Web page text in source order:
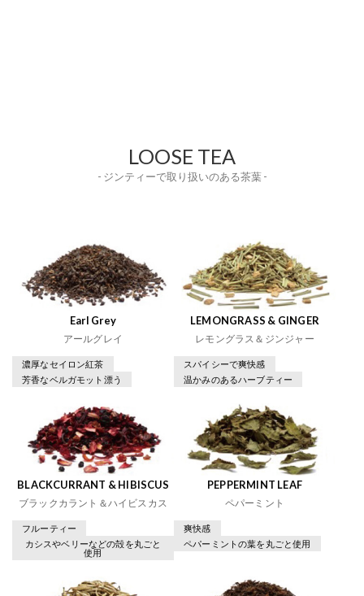
LOOSE TEA
- ジンティーで取り扱いのある茶葉 -
Earl Grey
アールグレイ
濃厚なセイロン紅茶
芳香なベルガモット漂う
LEMONGRASS & GINGER
レモングラス＆ジンジャー
スパイシーで爽快感
温かみのあるハーブティー
BLACKCURRANT & HIBISCUS
ブラックカラント＆ハイビスカス
フルーティー
カシスやベリーなどの殻を丸ごと
使用
PEPPERMINT LEAF
ペパーミント
爽快感
ペパーミントの葉を丸ごと使用